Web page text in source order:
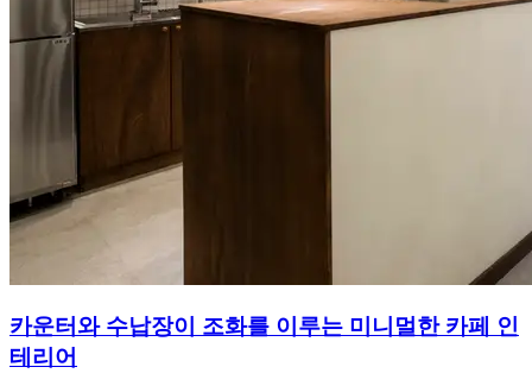
카운터와 수납장이 조화를 이루는 미니멀한 카페 인
테리어